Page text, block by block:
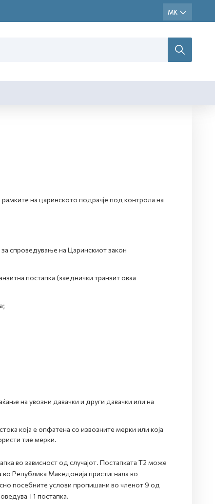
на царинското подрачје под контрола на
спроведување на Царинскиот закон
постапка (заеднички транзит оваа
на увозни давачки и други давачки или на
која е опфатена со извозните мерки или која
тие мерки.
во зависност од случајот. Постапката Т2 може
во Република Македонија пристигнала во
посебните услови пропишани во членот 9 од
Т1 постапка.